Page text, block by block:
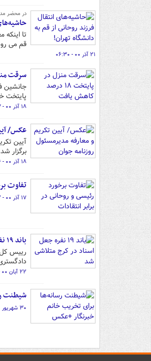
در محضر مدافعان حرم/۱۵۴/ گفتگوی مشرق با
تا
قم می
۲۱ آذر ۰۰ - ۰۶:۳۰
سرقت منزل در
پایتخت
۱۸ آذر ۰۰ - ۱۶:۴۳
عکس/
برگزار
۱۸ آذر ۰۰ - ۰۹:۴۶
تفاوت
۱۷ آذر ۰۰ - ۰۸:۳۲
باند ۱۹ نفره جعل اسناد در کرج متلاشی شد
۲۲ آبان ۰۰ - ۱۵:۲۲
شیطنت
۳۰ شهریور ۰۰ - ۰۰:۰۲